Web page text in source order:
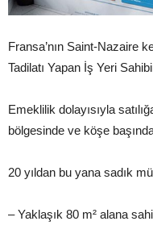
Fransa’nın Saint-Nazaire
Tadilatı Yapan İş Yeri
Emeklilik dolayısıyla
bölgesinde ve köşe
20 yıldan bu yana sadık
– Yaklaşık 80 m² alana